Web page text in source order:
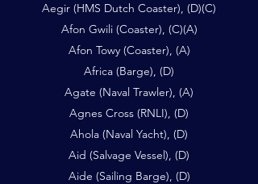
Aegir (HMS Dutch Coaster), (D)(C)
Afon Gwili (Coaster), (C)(A)
Afon Towy (Coaster), (A)
Africa (Barge), (D)
Agate (Naval Trawler), (A)
Agnes Cross (RNLI), (D)
Ahola (Naval Yacht), (D)
Aid (Salvage Vessel), (D)
Aide (Sailing Barge), (D)